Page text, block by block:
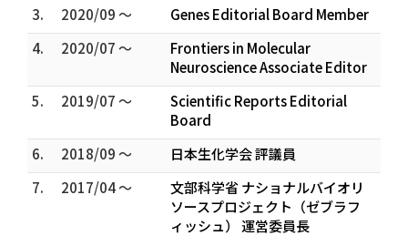
3.
2020/09 ～
Genes Editorial Board Member
4.
2020/07 ～
Frontiers in Molecular
Neuroscience Associate Editor
5.
2019/07 ～
Scientific Reports Editorial
Board
6.
2018/09 ～
日本生化学会 評議員
7.
2017/04 ～
文部科学省 ナショナルバイオリ
ソースプロジェクト（ゼブラフ
ィッシュ） 運営委員長